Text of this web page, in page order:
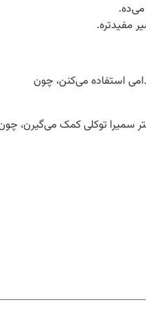
مفیدتره.
استفاده می‌کنن، چون
سمیرا توکلی کمک می‌گیرن،